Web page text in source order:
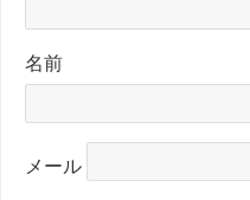
名前
メール